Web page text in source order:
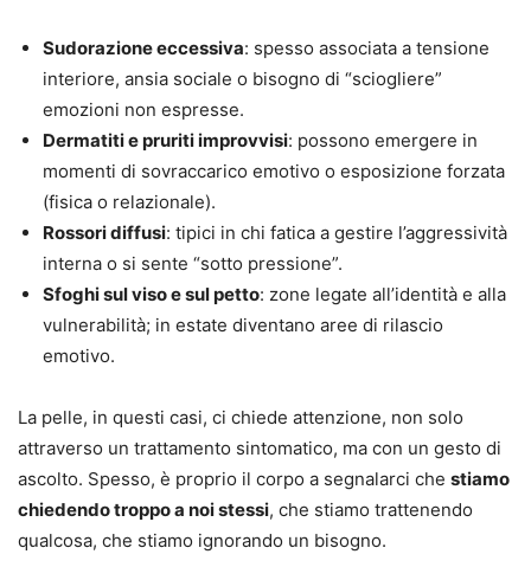
Sudorazione eccessiva: spesso associata a tensione
interiore, ansia sociale o bisogno di “sciogliere”
emozioni non espresse.
Dermatiti e pruriti improvvisi: possono emergere in
momenti di sovraccarico emotivo o esposizione forzata
(fisica o relazionale).
Rossori diffusi: tipici in chi fatica a gestire l’aggressività
interna o si sente “sotto pressione”.
Sfoghi sul viso e sul petto: zone legate all’identità e alla
vulnerabilità; in estate diventano aree di rilascio
emotivo.
La pelle, in questi casi, ci chiede attenzione, non solo
attraverso un trattamento sintomatico, ma con un gesto di
ascolto. Spesso, è proprio il corpo a segnalarci che stiamo
chiedendo troppo a noi stessi, che stiamo trattenendo
qualcosa, che stiamo ignorando un bisogno.